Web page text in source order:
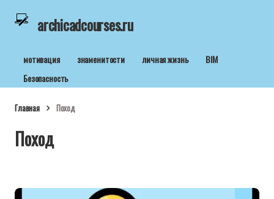
archicadcourses.ru
мотивация знаменитости личная жизнь
BIM
Безопасность
Главная Поход
Поход